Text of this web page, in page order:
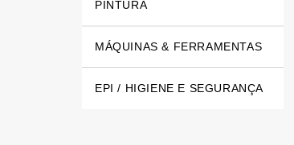
PINTURA
MÁQUINAS & FERRAMENTAS
EPI / HIGIENE E SEGURANÇA